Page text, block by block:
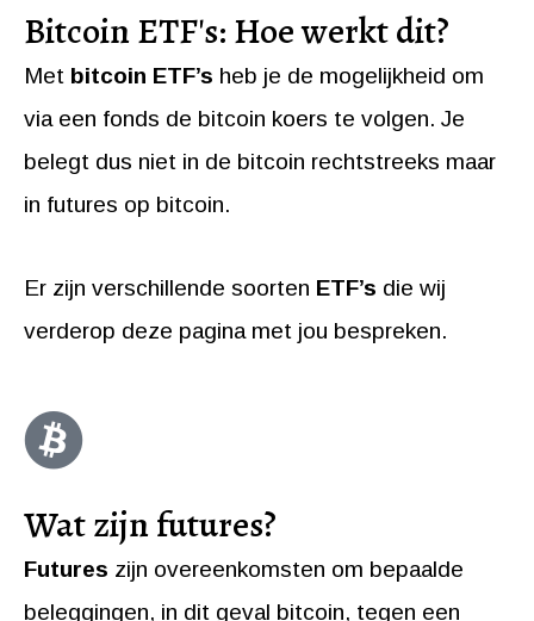
Bitcoin ETF's: Hoe werkt dit?
Met bitcoin ETF’s heb je de mogelijkheid om
via een fonds de bitcoin koers te volgen. Je
belegt dus niet in de bitcoin rechtstreeks maar
in futures op bitcoin.
Er zijn verschillende soorten ETF’s die wij
verderop deze pagina met jou bespreken.
Wat zijn futures?
Futures zijn overeenkomsten om bepaalde
beleggingen, in dit geval bitcoin, tegen een